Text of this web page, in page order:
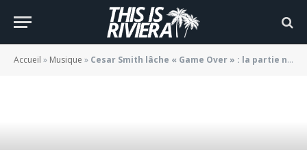
Accueil » Musique » Cesar Smith lâche « Game Over » : la partie ne fait que commencer